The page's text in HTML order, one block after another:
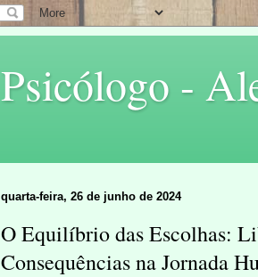
Psicólogo -
quarta-feira, 26 de junho de 2024
O Equilíbrio das Escolhas:
Consequências na Jornada